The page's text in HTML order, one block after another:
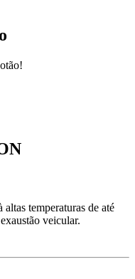
temperaturas de até
veicular.